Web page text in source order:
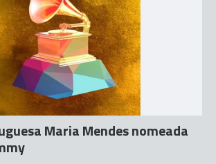
Maria Mendes nomeada